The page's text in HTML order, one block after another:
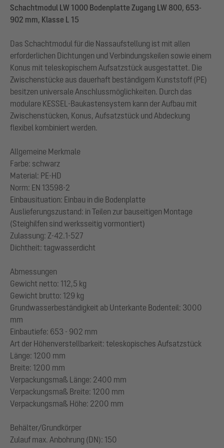
Schachtmodul LW 1000 Bodenplatte Zugang LW 800, 653-
902 mm, Klasse L 15
Das Schachtmodul für die Nassaufstellung ist mit allen
erforderlichen Dichtungen und Verbindungskeilen sowie einem
Konus mit teleskopischem Aufsatzstück ausgestattet. Die
Zwischenstücke aus dauerhaft beständigem Kunststoff (PE)
besitzen universale Anschlussmöglichkeiten. Durch das
modulare KESSEL-Baukastensystem kann der Aufbau mit
Zwischenstücken, Konus, Aufsatzstück und Abdeckung
flexibel kombiniert werden.
Allgemeine Merkmale
Farbe: schwarz
Material: PE-HD
Norm: EN 13598-2
Einbausituation: Einbau in die Bodenplatte
Auslieferungszustand: in Teilen zur bauseitigen Montage
(Steighilfen sind werksseitig vormontiert)
Zulassung: Z-42.1-527
Dichtheit: tagwasserdicht
Abmessungen
Gewicht netto: 112,5 kg
Gewicht brutto: 129 kg
Grundwasserbeständigkeit ab Unterkante Bodenteil: 3000
mm
Einbautiefe: 653 - 902 mm
Art der Höhenverstellbarkeit: teleskopisches Aufsatzstück
Länge: 1200 mm
Breite: 1200 mm
Verpackungsmaß Länge: 2400 mm
Verpackungsmaß Breite: 1200 mm
Verpackungsmaß Höhe: 2200 mm
Behälter/Grundkörper
Zulauf max. Anbohrung (DN): 150